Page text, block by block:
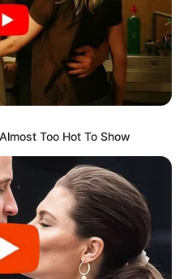
Too Hot To Show